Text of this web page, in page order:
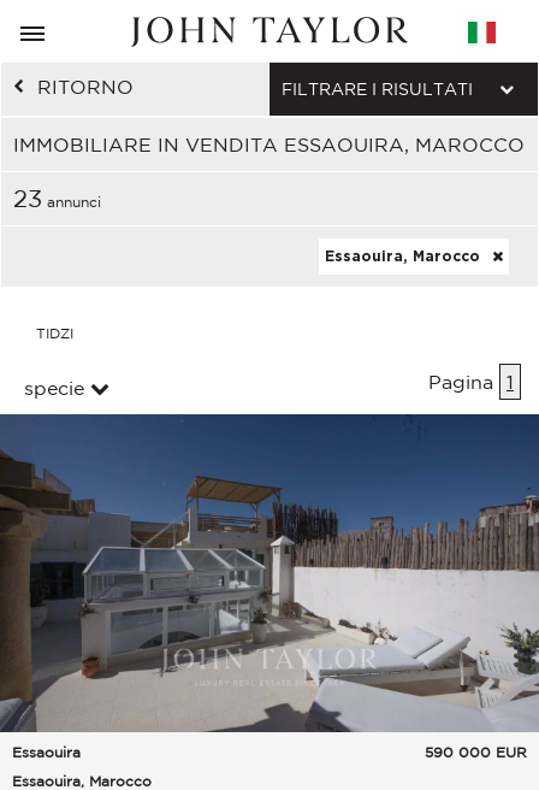
RITORNO
IMMOBILIARE IN VENDITA ESSAOUIRA, MAROCCO
FILTRARE I RISULTATI
23 annunci
Essaouira, Marocco
TIDZI
specie Pagina 1
Essaouira
Essaouira, Marocco
590 000 EUR